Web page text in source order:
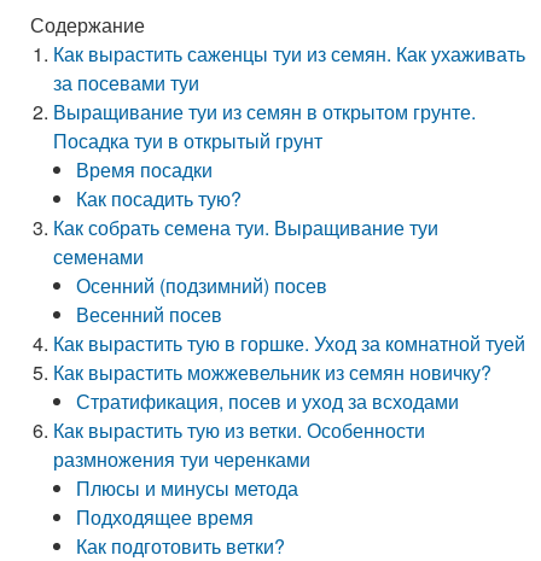
Содержание
Как вырастить саженцы туи из семян. Как ухаживать
за посевами туи
Выращивание туи из семян в открытом грунте.
Посадка туи в открытый грунт
Время посадки
Как посадить тую?
Как собрать семена туи. Выращивание туи
семенами
Осенний (подзимний) посев
Весенний посев
Как вырастить тую в горшке. Уход за комнатной туей
Как вырастить можжевельник из семян новичку?
Стратификация, посев и уход за всходами
Как вырастить тую из ветки. Особенности
размножения туи черенками
Плюсы и минусы метода
Подходящее время
Как подготовить ветки?